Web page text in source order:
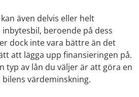
även delvis eller helt
beroende på dess
dock inte vara bättre än det
att lägga upp finansieringen på.
typ av lån du väljer är att göra en
värdeminskning.